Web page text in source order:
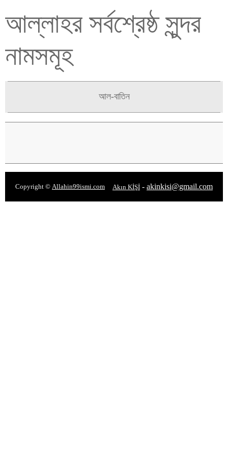
আল্লাহর সর্বশ্রেষ্ঠ সুন্দর
নামসমূহ
আল-বাতিন
Copyright © Allahin99ismi.com Akın KİŞİ - akinkisi@gmail.com